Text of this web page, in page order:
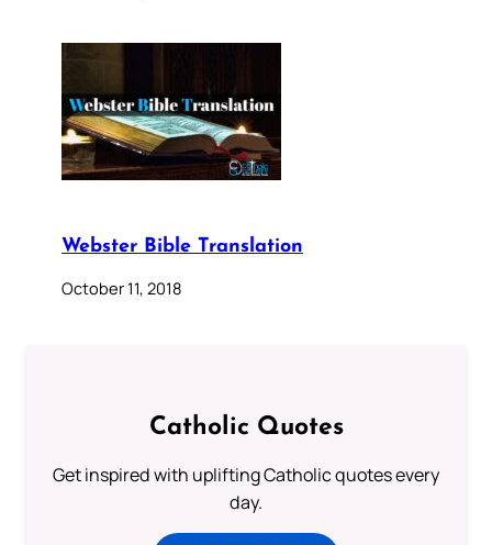
Webster Bible Translation
October 11, 2018
Catholic Quotes
Get inspired with uplifting Catholic quotes every
day.